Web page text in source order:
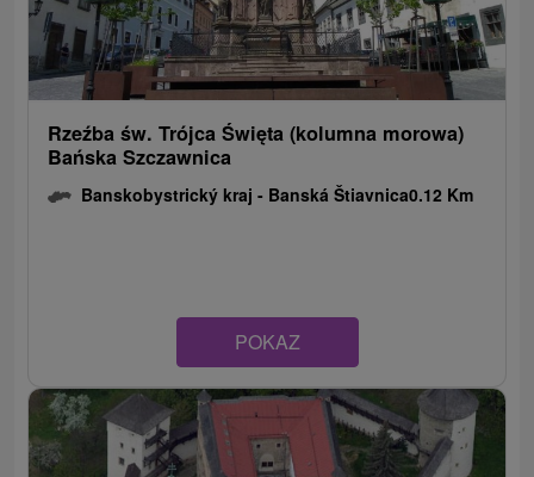
Rzeźba św. Trójca Święta (kolumna morowa)
Bańska Szczawnica
Banskobystrický kraj - Banská Štiavnica0.12 Km
POKAZ